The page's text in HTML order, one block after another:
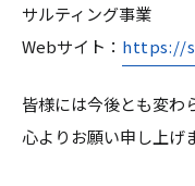
サルティング事業
Webサイト： https://
皆様には今後とも変わ
心よりお願い申し上げ